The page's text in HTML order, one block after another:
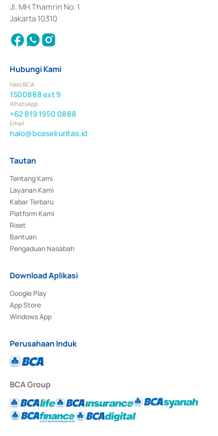
Jl. MH Thamrin No. 1
Jakarta 10310
Hubungi Kami
Halo BCA
1500888 ext 9
WhatsApp
+62 819 1950 0888
Email
halo@bcasekuritas.id
Tautan
Tentang Kami
Layanan Kami
Kabar Terbaru
Platform Kami
Riset
Bantuan
Pengaduan Nasabah
Download Aplikasi
Google Play
App Store
Windows App
Perusahaan Induk
BCA Group